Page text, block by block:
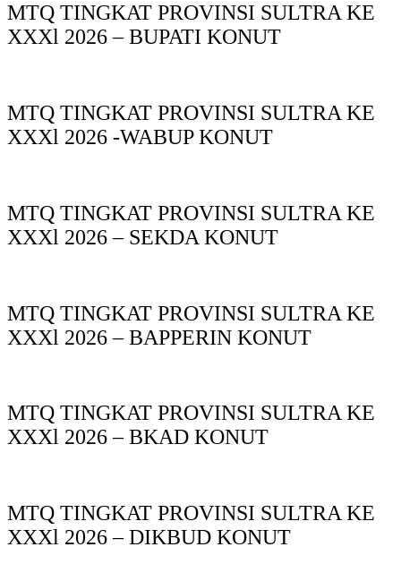
MTQ TINGKAT PROVINSI SULTRA KE
XXXl 2026 – BUPATI KONUT
MTQ TINGKAT PROVINSI SULTRA KE
XXXl 2026 -WABUP KONUT
MTQ TINGKAT PROVINSI SULTRA KE
XXXl 2026 – SEKDA KONUT
MTQ TINGKAT PROVINSI SULTRA KE
XXXl 2026 – BAPPERIN KONUT
MTQ TINGKAT PROVINSI SULTRA KE
XXXl 2026 – BKAD KONUT
MTQ TINGKAT PROVINSI SULTRA KE
XXXl 2026 – DIKBUD KONUT